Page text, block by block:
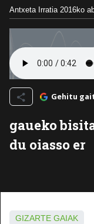
Antxeta Irratia 2016ko
Gehitu
gaueko
du oiasso er
GIZARTE GAIAK